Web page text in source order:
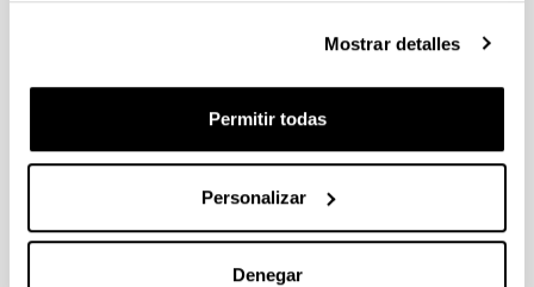
Mostrar detalles
Permitir todas
Personalizar
Denegar
Sin trámite abierto (Fecha de fin del plazo de presentación:
Convocatoria del Programa Posdoctoral de
Sin trámite abierto (Plazo de presentación de solicitudes: